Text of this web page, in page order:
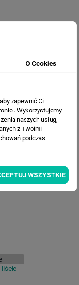
O Cookies
zapewnić Ci
. Wykorzystujemy
naszych usług,
z Twoimi
podczas
WSZYSTKIE